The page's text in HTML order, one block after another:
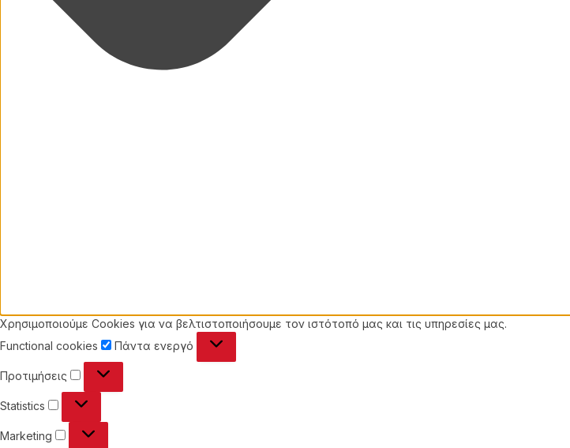
Χρησιμοποιούμε Cookies για να βελτιστοποιήσουμε τον ιστότοπό μας και τις υπηρεσίες μας.
Functional cookies
Functional
Πάντα ενεργό
Προτιμήσεις Προτιμήσεις
Statistics Statistics
Marketing Marketing